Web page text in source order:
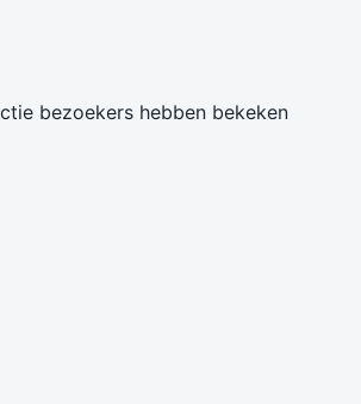
bezoekers hebben bekeken